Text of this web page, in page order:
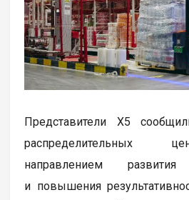
Представители X5
распределительных
направлением
и повышения